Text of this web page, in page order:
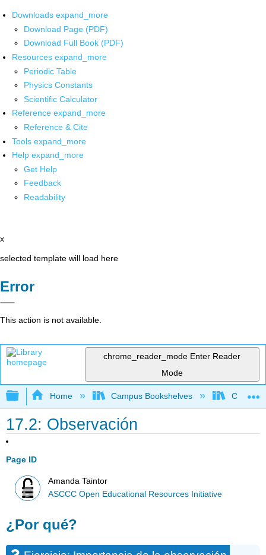
Downloads expand_more
Download Page (PDF)
Download Full Book (PDF)
Resources expand_more
Periodic Table
Physics Constants
Scientific Calculator
Reference expand_more
Reference & Cite
Tools expand_more
Help expand_more
Get Help
Feedback
Readability
x
selected template will load here
Error
This action is not available.
chrome_reader_mode Enter Reader
Mode
Expand/collapse global hierarchy
Home Campus Bookshelves Cerro
17.2: Observación
Page ID
Amanda Taintor
ASCCC Open Educational Resources Initiative
¿Por qué?